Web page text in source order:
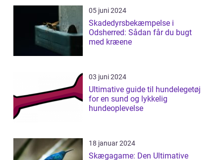
05 juni 2024
Skadedyrsbekæmpelse i
Odsherred: Sådan får du bugt
med kræene
03 juni 2024
Ultimative guide til hundelegetøj
for en sund og lykkelig
hundeoplevelse
18 januar 2024
Skægagame: Den Ultimative